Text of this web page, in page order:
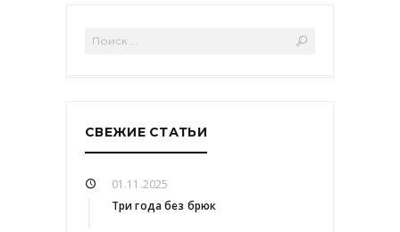
СВЕЖИЕ СТАТЬИ
01.11.2025
Три года без брюк